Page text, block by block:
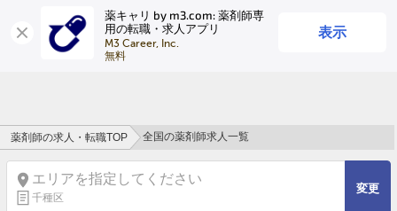
薬キャリ by m3.com: 薬剤師専
用の転職・求人アプリ
M3 Career, Inc.
無料
表示
ログイン
薬剤師の求人・転職TOP 全国の薬剤師求人一覧
エリアを指定してください
千種区
変更